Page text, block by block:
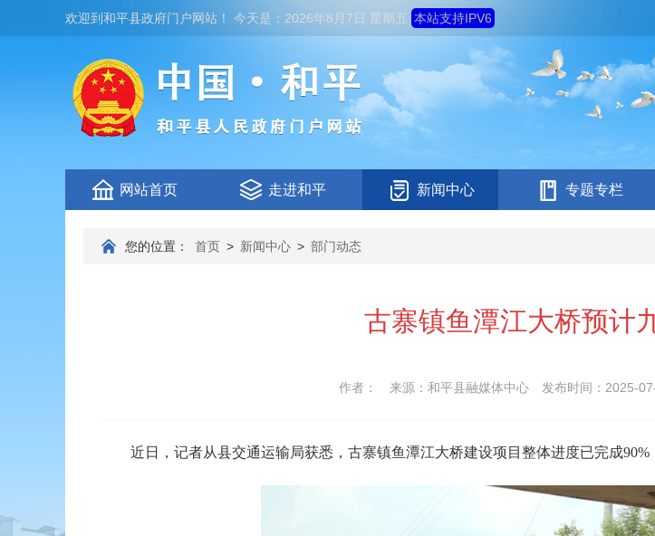
欢迎到和平县政府门户网站 ！ 今天是： 2026年8月7日 星期五 本站支持IPV6
网站首页 走进和平 新闻中心 专题专栏
您的位置： 首页 > 新闻中心 > 部门动态
古寨镇鱼潭江大桥预计
作者： 来源：和平县融媒体中心 发布时间：2025-
近日，记者从县交通运输局获悉，古寨镇鱼潭江大桥建设项目整体进度已完成90%